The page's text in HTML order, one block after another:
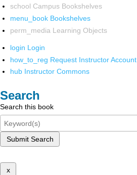
school Campus Bookshelves
menu_book Bookshelves
perm_media Learning Objects
login Login
how_to_reg Request Instructor Account
hub Instructor Commons
Search
Search this book
Submit Search
x